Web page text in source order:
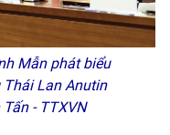
Mẫn phát biểu
Lan Anutin
- TTXVN